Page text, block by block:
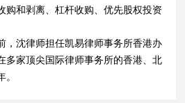
购和剥离、杠杆收购、优先股权投资
，沈律师担任凯易律师事务所香港办
多家顶尖国际律师事务所的香港、北
。